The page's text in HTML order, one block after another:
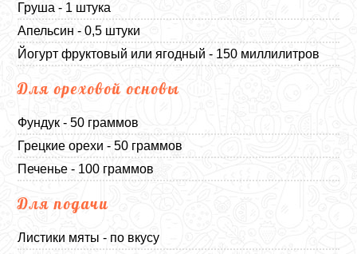
Груша - 1 штука
Апельсин - 0,5 штуки
Йогурт фруктовый или ягодный - 150 миллилитров
Для ореховой основы
Фундук - 50 граммов
Грецкие орехи - 50 граммов
Печенье - 100 граммов
Для подачи
Листики мяты - по вкусу